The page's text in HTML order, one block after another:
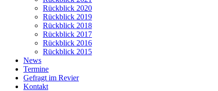
Rückblick 2020
Rückblick 2019
Rückblick 2018
Rückblick 2017
Rückblick 2016
Rückblick 2015
News
Termine
Gefragt im Revier
Kontakt